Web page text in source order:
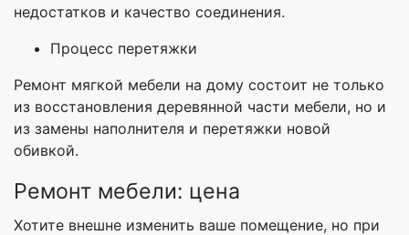
недостатков и качество соединения.
Процесс перетяжки
Ремонт мягкой мебели на дому состоит не только
из восстановления деревянной части мебели, но и
из замены наполнителя и перетяжки новой
обивкой.
Ремонт мебели: цена
Хотите внешне изменить ваше помещение, но при